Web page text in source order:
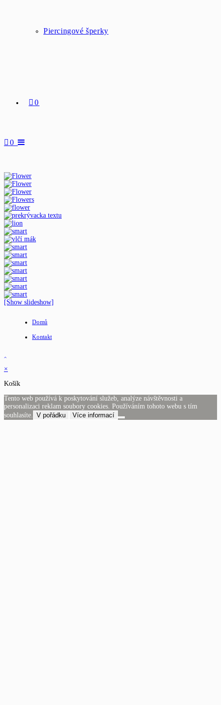
Piercingové šperky
0
0
[Show slideshow]
Domů
Kontakt
×
Košík
Tento web používá k poskytování služeb, analýze návštěvnosti a
personalizaci reklam soubory cookies. Používáním tohoto webu s tím
souhlasíte. V pořádku Více informací